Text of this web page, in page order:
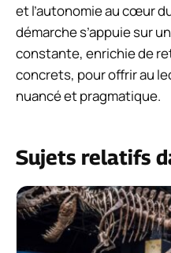
et l’autonomie au cœur
démarche s’appuie sur
constante, enrichie de
concrets, pour offrir au
nuancé et pragmatique.
Sujets relatifs